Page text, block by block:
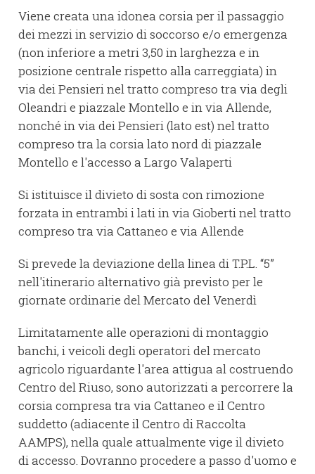
Viene creata una idonea corsia per il passaggio
dei mezzi in servizio di soccorso e/o emergenza
(non inferiore a metri 3,50 in larghezza e in
posizione centrale rispetto alla carreggiata) in
via dei Pensieri nel tratto compreso tra via degli
Oleandri e piazzale Montello e in via Allende,
nonché in via dei Pensieri (lato est) nel tratto
compreso tra la corsia lato nord di piazzale
Montello e l'accesso a Largo Valaperti
Si istituisce il divieto di sosta con rimozione
forzata in entrambi i lati in via Gioberti nel tratto
compreso tra via Cattaneo e via Allende
Si prevede la deviazione della linea di T.P.L. “5”
nell'itinerario alternativo già previsto per le
giornate ordinarie del Mercato del Venerdì
Limitatamente alle operazioni di montaggio
banchi, i veicoli degli operatori del mercato
agricolo riguardante l'area attigua al costruendo
Centro del Riuso, sono autorizzati a percorrere la
corsia compresa tra via Cattaneo e il Centro
suddetto (adiacente il Centro di Raccolta
AAMPS), nella quale attualmente vige il divieto
di accesso. Dovranno procedere a passo d'uomo e